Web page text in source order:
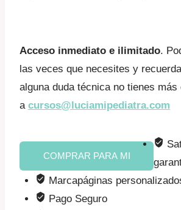
Acceso inmediato e ilimitado.
las veces que necesites y
alguna duda técnica no tienes
a cursos@luciamipediatra.com
Lactancia
materna
(regalo)
cantidad
COMPRAR PARA MI
Marcapáginas
Pago Seguro